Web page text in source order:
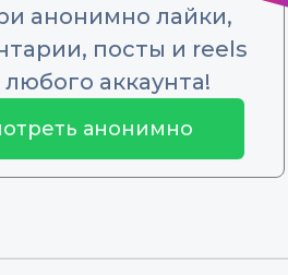
анонимно лайки,
посты и reels
аккаунта!
анонимно